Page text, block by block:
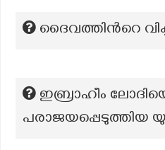
ദൈവത്തിന്‍റെ
ഇബ്രാഹീം
പരാജയപ്പെടുത്തിയ